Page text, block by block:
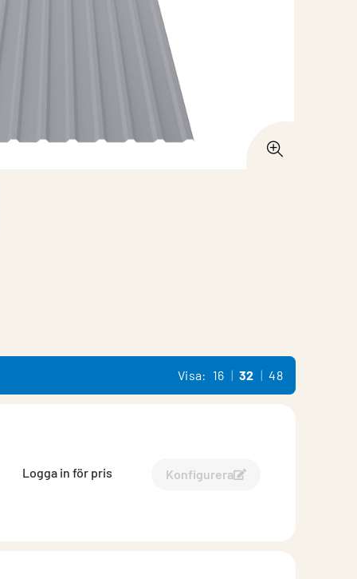
Visa: 16 32 48
Logga in för pris Konfigurera
Konfigurera Takprofil LTP